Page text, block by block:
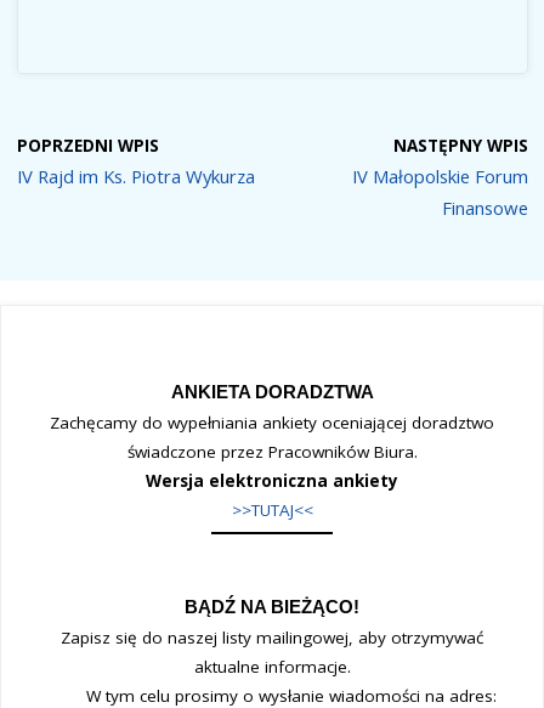
POPRZEDNI WPIS
IV Rajd im Ks. Piotra Wykurza
NASTĘPNY WPIS
IV Małopolskie Forum
Finansowe
ANKIETA DORADZTWA
Zachęcamy do wypełniania ankiety oceniającej doradztwo
świadczone przez Pracowników Biura.
Wersja elektroniczna ankiety
>>TUTAJ<<
BĄDŹ NA BIEŻĄCO!
Zapisz się do naszej listy mailingowej, aby otrzymywać
aktualne informacje.
W tym celu prosimy o wysłanie wiadomości na adres: